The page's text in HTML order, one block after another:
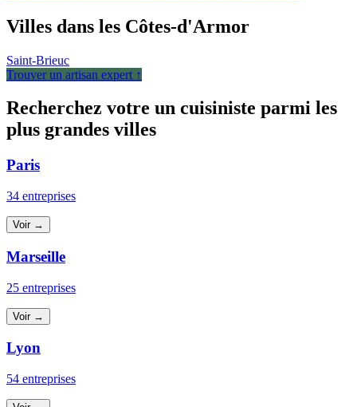
Villes dans les Côtes-d'Armor
Saint-Brieuc
Trouver un artisan expert ↑
Recherchez votre un cuisiniste parmi les
plus grandes villes
Paris
34 entreprises
Voir →
Marseille
25 entreprises
Voir →
Lyon
54 entreprises